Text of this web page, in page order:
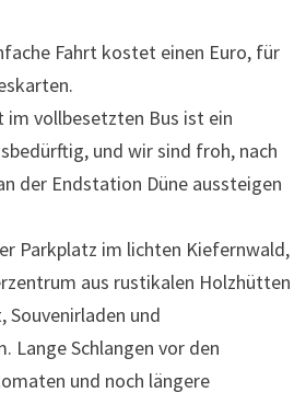
Fahrt kostet einen Euro, für
im vollbesetzten Bus ist ein
und wir sind froh, nach
der Endstation Düne aussteigen
Parkplatz im lichten Kiefernwald,
aus rustikalen Holzhütten
Souvenirladen und
Lange Schlangen vor den
und noch längere